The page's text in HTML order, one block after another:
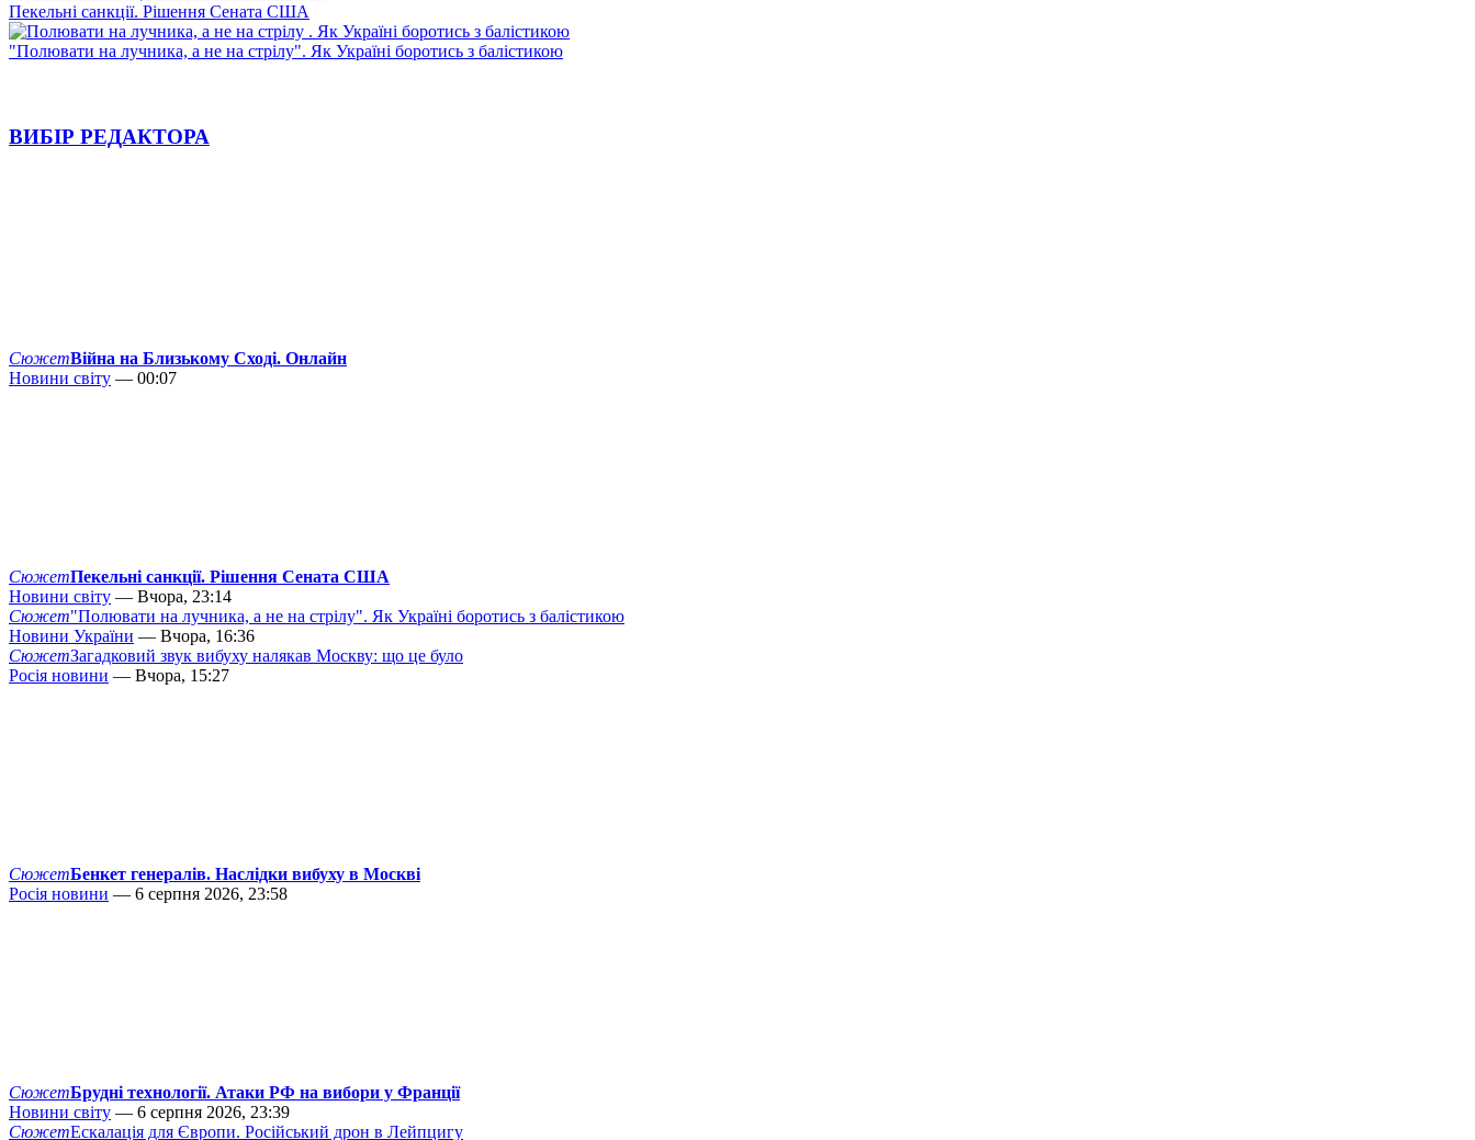
Пекельні санкції. Рішення Сената США
"Полювати на лучника, а не на стрілу". Як Україні боротись з балістикою
ВИБІР РЕДАКТОРА
СюжетВійна на Близькому Сході. Онлайн
Новини світу — 00:07
СюжетПекельні санкції. Рішення Сената США
Новини світу — Вчора, 23:14
Сюжет"Полювати на лучника, а не на стрілу". Як Україні боротись з балістикою
Новини України — Вчора, 16:36
СюжетЗагадковий звук вибуху налякав Москву: що це було
Росія новини — Вчора, 15:27
СюжетБенкет генералів. Наслідки вибуху в Москві
Росія новини — 6 серпня 2026, 23:58
СюжетБрудні технології. Атаки РФ на вибори у Франції
Новини світу — 6 серпня 2026, 23:39
СюжетЕскалація для Європи. Російський дрон в Лейпцигу